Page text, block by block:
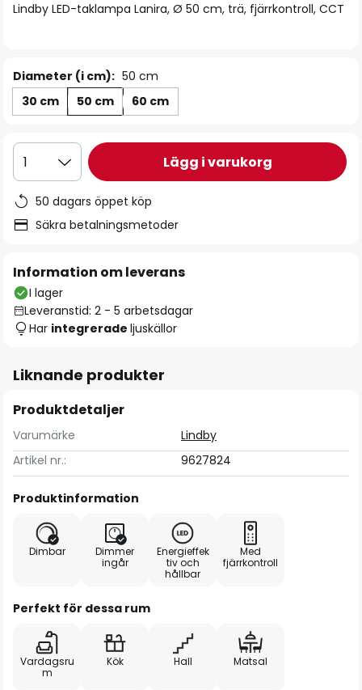
Lindby LED-taklampa Lanira, Ø 50 cm, trä, fjärrkontroll, CCT
Diameter (i cm): 50 cm
30 cm
50 cm 60 cm
1 Lägg i varukorg
50 dagars öppet köp
Säkra betalningsmetoder
Information om leverans
I lager
Leveranstid: 2 - 5 arbetsdagar
Har integrerade ljuskällor
Liknande produkter
Produktdetaljer
Varumärke
Lindby
Artikel nr.:
9627824
Produktinformation
Dimbar
Dimmer
ingår
Energieffek
tiv och
hållbar
Med
fjärrkontroll
Perfekt för dessa rum
Vardagsru
m
Kök Hall Matsal